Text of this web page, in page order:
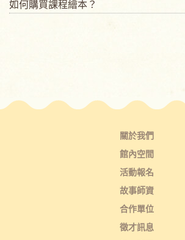
如何購買課程繪本？
關於我們
館內空間
活動報名
故事師資
合作單位
徵才訊息